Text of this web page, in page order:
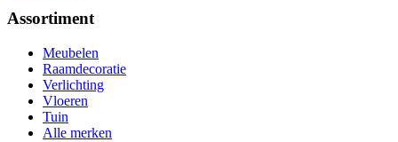
Assortiment
Meubelen
Raamdecoratie
Verlichting
Vloeren
Tuin
Alle merken